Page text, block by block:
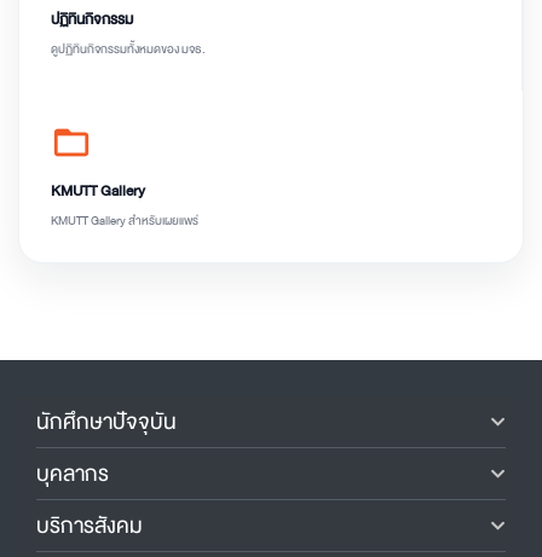
ปฏิทินกิจกรรม
ดูปฏิทินกิจกรรมทั้งหมดของ มจธ.
folder_open
KMUTT Gallery
KMUTT Gallery สำหรับเผยแพร่
นักศึกษาปัจจุบัน
บุคลากร
บริการสังคม